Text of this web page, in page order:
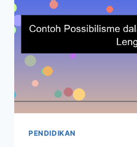
PENDIDIKAN